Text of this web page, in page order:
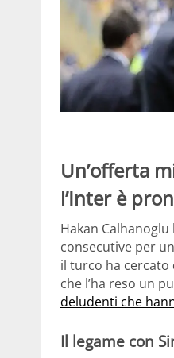
Un’offerta
l’Inter è
Hakan
consecutive per
il turco ha
che l’ha reso un
deludenti che
Il legame con